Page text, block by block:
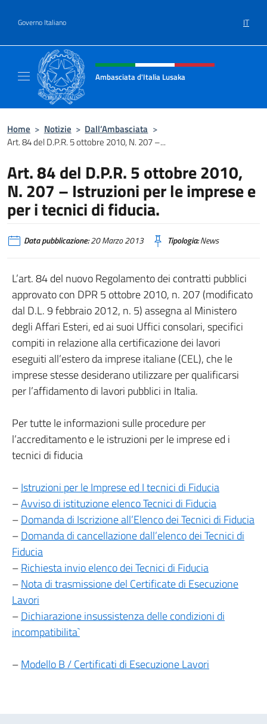
Governo Italiano IT
Intestazione sito, social e menù
Ambasciata d'Italia Lusaka
Home > Notizie > Dall’Ambasciata >
Art. 84 del D.P.R. 5 ottobre 2010, N. 207 –...
Art. 84 del D.P.R. 5 ottobre 2010,
N. 207 – Istruzioni per le imprese e
per i tecnici di fiducia.
Data pubblicazione:20 Marzo 2013 Tipologia:News
L’art. 84 del nuovo Regolamento dei contratti pubblici
approvato con DPR 5 ottobre 2010, n. 207 (modificato
dal D.L. 9 febbraio 2012, n. 5) assegna al Ministero
degli Affari Esteri, ed ai suoi Uffici consolari, specifici
compiti in relazione alla certificazione dei lavori
eseguiti all’estero da imprese italiane (CEL), che le
imprese stesse desiderano utilizzare per qualificarsi
per l’affidamento di lavori pubblici in Italia.
Per tutte le informazioni sulle procedure per
l’accreditamento e le istruzioni per le imprese ed i
tecnici di fiducia
–Istruzioni per le Imprese ed I tecnici di Fiducia
–Avviso di istituzione elenco Tecnici di Fiducia
–Domanda di Iscrizione all’Elenco dei Tecnici di Fiducia
–Domanda di cancellazione dall’elenco dei Tecnici di
Fiducia
–Richiesta invio elenco dei Tecnici di Fiducia
–Nota di trasmissione del Certificate di Esecuzione
Lavori
–Dichiarazione insussistenza delle condizioni di
incompatibilita`
–Modello B / Certificati di Esecuzione Lavori